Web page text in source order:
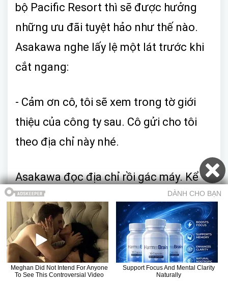
Trở về truyện Chương trước Mục lục Chương sau Truyện ma
bộ Pacific Resort thì sẽ được hưởng
những ưu đãi tuyệt hảo như thế nào.
Asakawa nghe lấy lệ một lát trước khi
cắt ngang:
- Cảm ơn cô, tôi sẽ xem trong tờ giới
thiệu của công ty sau. Cô gửi cho tôi
theo địa chỉ này nhé.
Asakawa đọc địa chỉ rồi gác máy. Kể
mà dư giả tiền bạc thì có khi mình cũng
đăng ký hội viên, trong lúc nghe cô gái
nọ giới thiệu Asakawa bắt đầu nghĩ thế
thật.